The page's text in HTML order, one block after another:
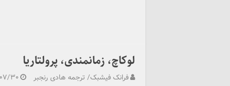
لوکاچ، زمانمندی، پرولتاریا
فرانک فیشبک/ ترجمه هادی رنجبر